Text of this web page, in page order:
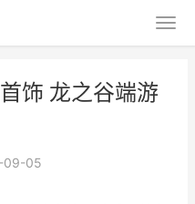
饰 龙之谷端游
09-05